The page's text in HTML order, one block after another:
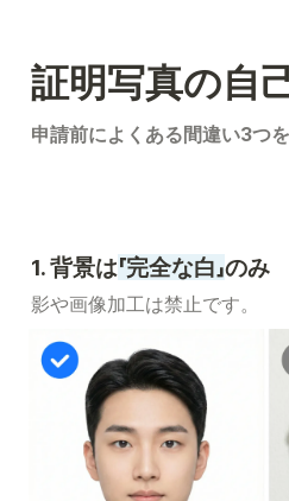
証明写真の自
申請前によくある間違い3つを
1. 背景は「完全な白」のみ
影や画像加工は禁止です。